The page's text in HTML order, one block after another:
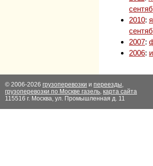
2010:
2007:
2006:
© 2006-2026 грузоперевозки и переезды,
грузоперевозки по Москве газель, карта сайта
115516 г. Москва, ул. Промышленная д. 11